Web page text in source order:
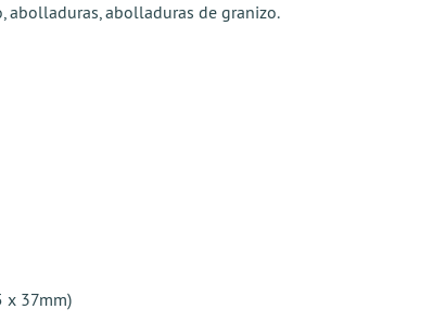
abolladuras, abolladuras de granizo.
x 37mm)